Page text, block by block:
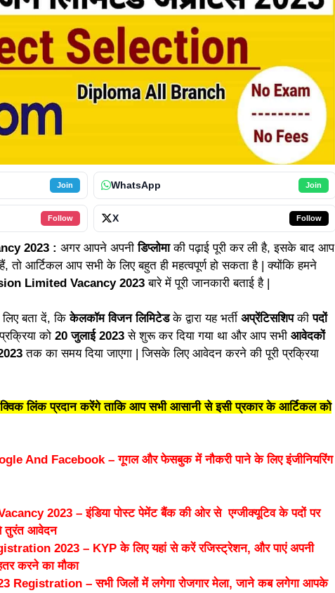
Join WhatsApp Join
Follow X Follow
2023 : अगर आपने अपनीडिप्लोमाकी पढ़ाई पूरी कर ली है, इसके बाद आप
तो आर्टिकल आप सभी के लिए बहुत ही महत्वपूर्ण हो सकता है | क्योंकि हमने
Limited Vacancy 2023 बारे में पूरी जानकारी बताई है |
बता दें, किकेलकॉम विजन लिमिटेडके द्वारा यह भर्ती अप्रेंटिसशिपकीपदों
को 20 जुलाई 2023 से शुरू कर दिया गया था और आप सभी आवेदकों
तक का समय दिया जाएगा | जिसके लिए आवेदन करने की पूरी प्रक्रिया
लिंक प्रदान करेंगे ताकि आप सभी आसानी से इसी प्रकार के आर्टिकल को
And Facebook – गूगल और फेसबुक में नौकरी पाने के लिए इंजीनियरिंग
2023 – इंडिया पोस्ट पेमेंट बैंक की ओर से एग्जीक्यूटिव के पदों पर
से तुरंत आवेदन
2023 – KYP के लिए यहां से करें रजिस्ट्रेशन, और पाएं अपनी
करने का मौका
Registration – सभी जिलों में लगेगा रोजगार मेला, जाने कब लगेगा आपके